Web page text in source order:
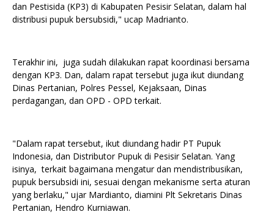
dan Pestisida (KP3) di Kabupaten Pesisir Selatan, dalam hal
distribusi pupuk bersubsidi," ucap Madrianto.
Terakhir ini, juga sudah dilakukan rapat koordinasi bersama
dengan KP3. Dan, dalam rapat tersebut juga ikut diundang
Dinas Pertanian, Polres Pessel, Kejaksaan, Dinas
perdagangan, dan OPD - OPD terkait.
"Dalam rapat tersebut, ikut diundang hadir PT Pupuk
Indonesia, dan Distributor Pupuk di Pesisir Selatan. Yang
isinya, terkait bagaimana mengatur dan mendistribusikan,
pupuk bersubsidi ini, sesuai dengan mekanisme serta aturan
yang berlaku," ujar Mardianto, diamini Plt Sekretaris Dinas
Pertanian, Hendro Kurniawan.